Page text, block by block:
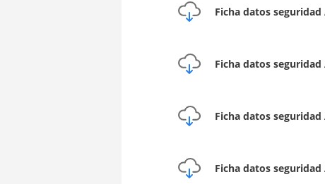
Ficha datos seguridad
Ficha datos seguridad
Ficha datos seguridad
Ficha datos seguridad